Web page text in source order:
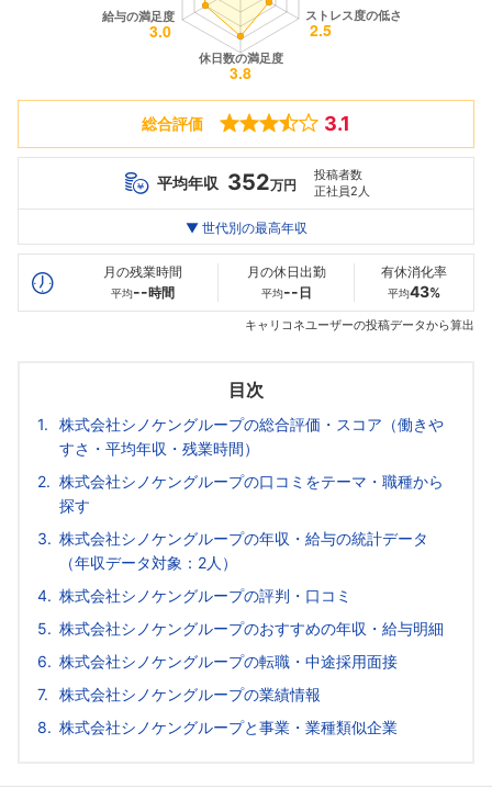
総合評価 3.1
平均年収 352万円
投稿者数
正社員2人
最高年収
20代
380万
30代
--万
--万
▼ 世代別の最高年収
月の残業時間
平均--時間
月の休日出勤
平均-- 日
有休消化率
平均43%
キャリコネユーザーの投稿データから算出
目次
株式会社シノケングループの総合評価・スコア（働きや
すさ・平均年収・残業時間）
株式会社シノケングループの口コミをテーマ・職種から
探す
株式会社シノケングループの年収・給与の統計データ
（年収データ対象：2人）
株式会社シノケングループの評判・口コミ
株式会社シノケングループのおすすめの年収・給与明細
株式会社シノケングループの転職・中途採用面接
株式会社シノケングループの業績情報
株式会社シノケングループと事業・業種類似企業